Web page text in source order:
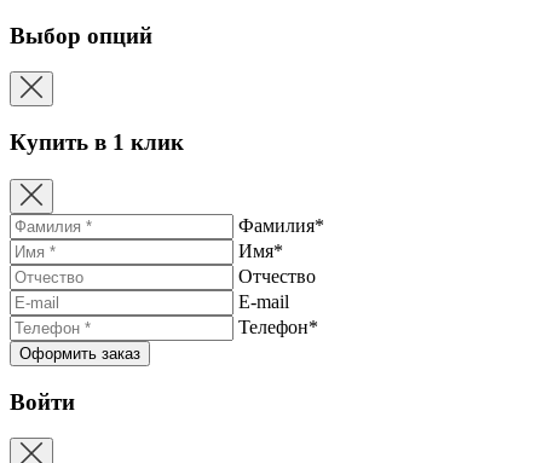
Выбор опций
Купить в 1 клик
Фамилия*
Имя*
Отчество
E-mail
Телефон*
Войти